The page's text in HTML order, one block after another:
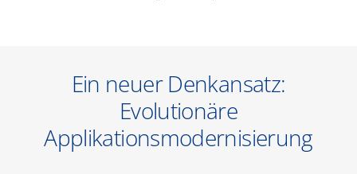
Ein neuer Denkansatz:
Evolutionäre
Applikationsmodernisierung